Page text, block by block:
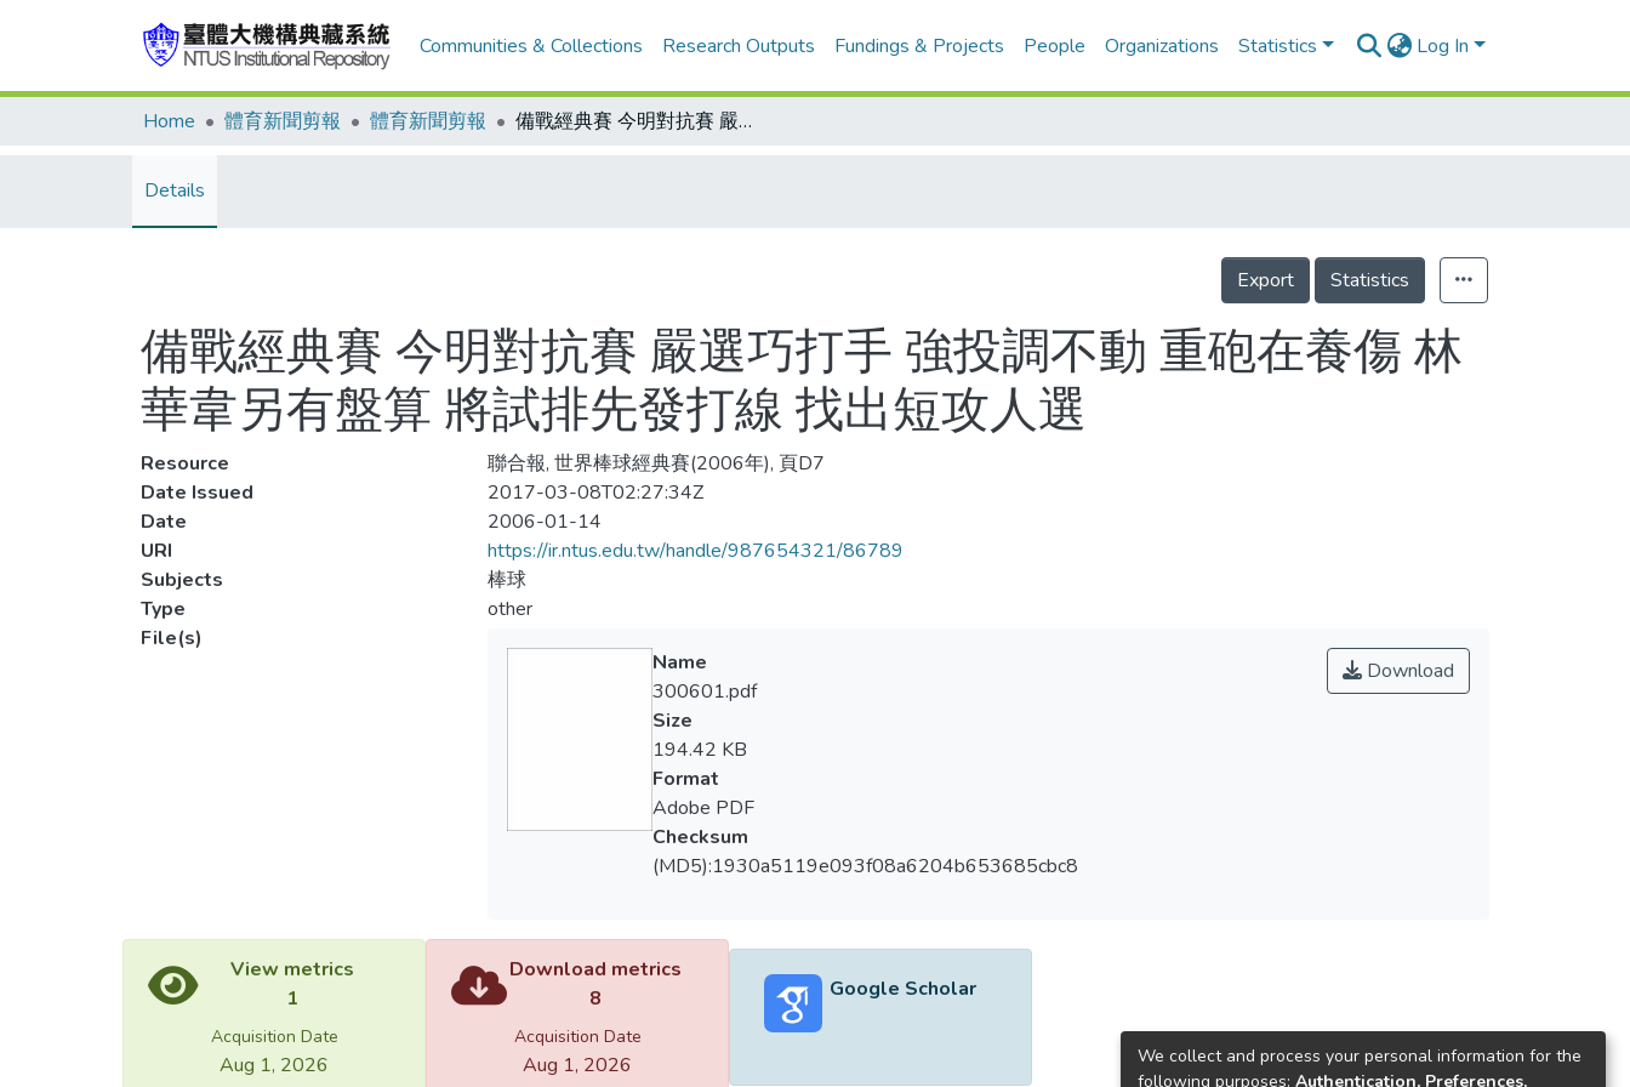
Communities & Collections Research Outputs Fundings & Projects People Organizations Statistics Log In
Home 體育新聞剪報 體育新聞剪報 備戰經典賽 今明對抗賽 嚴選巧打手 強投調不動 重砲在養傷 林華韋另有盤算 將試排先發打線 找出短攻人選
Details
Export Statistics
備戰經典賽 今明對抗賽 嚴選巧打手 強投調不動 重砲在養傷 林
華韋另有盤算 將試排先發打線 找出短攻人選
Resource
聯合報, 世界棒球經典賽(2006年), 頁D7
Date Issued
2017-03-08T02:27:34Z
Date
2006-01-14
URI
https://ir.ntus.edu.tw/handle/987654321/86789
Subjects
棒球
Type
other
File(s)
Download
Name
300601.pdf
Size
194.42 KB
Format
Adobe PDF
Checksum
(MD5):1930a5119e093f08a6204b653685cbc8
View metrics
1
Acquisition Date
Aug 1, 2026
Download metrics
8
Acquisition Date
Aug 1, 2026
Google Scholar
We collect and process your personal information for the
following purposes: Authentication, Preferences,